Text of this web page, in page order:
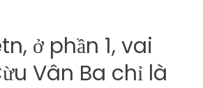
ở phần 1, vai
Vân Ba chỉ là